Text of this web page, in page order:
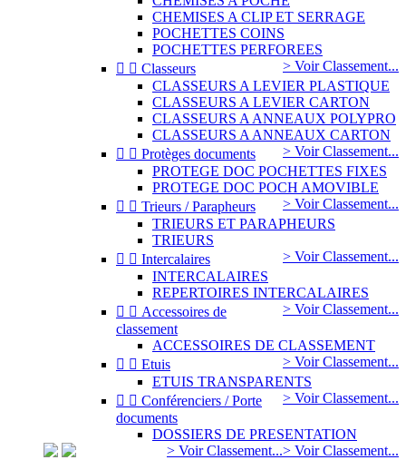
CHEMISES A CLIP ET SERRAGE
POCHETTES COINS
POCHETTES PERFOREES
> Voir Classement...
  Classeurs
CLASSEURS A LEVIER PLASTIQUE
CLASSEURS A LEVIER CARTON
CLASSEURS A ANNEAUX POLYPRO
CLASSEURS A ANNEAUX CARTON
> Voir Classement...
  Protèges documents
PROTEGE DOC POCHETTES FIXES
PROTEGE DOC POCH AMOVIBLE
> Voir Classement...
  Trieurs / Parapheurs
TRIEURS ET PARAPHEURS
TRIEURS
> Voir Classement...
  Intercalaires
INTERCALAIRES
REPERTOIRES INTERCALAIRES
> Voir Classement...
  Accessoires de
classement
ACCESSOIRES DE CLASSEMENT
> Voir Classement...
  Etuis
ETUIS TRANSPARENTS
> Voir Classement...
  Conférenciers / Porte
documents
DOSSIERS DE PRESENTATION
> Voir Classement...
> Voir Classement...